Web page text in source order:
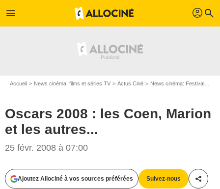
menu profil search
Accueil News cinéma, films et séries TV Actus Ciné News cinéma: Festivals
Oscars 2008 : les Coen, Marion
et les autres...
25 févr. 2008 à 07:00
Ajoutez Allociné à vos sources préférées Suivez-nous